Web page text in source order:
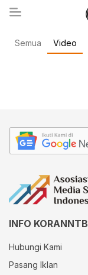
koranntb.com
Semua Video
INFO KORANNTB
Hubungi Kami
Pasang Iklan